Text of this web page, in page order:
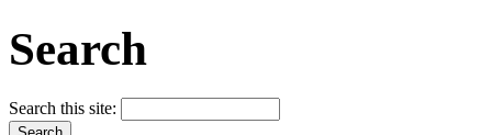
Search
Search this site: